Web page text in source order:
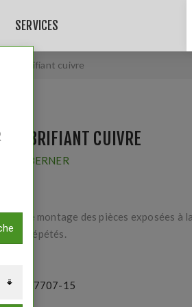
SERVICES
lubrifiant cuivre
LUBRIFIANT CUIVRE
BERNER
le montage des pièces exposées à
répétés.
147707-15